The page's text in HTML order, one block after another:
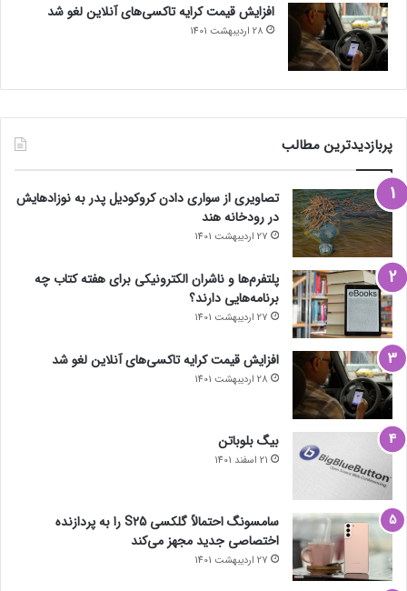
افزایش قیمت کرایه تاکسی‌های آنلاین لغو شد
28 اردیبهشت 1401
پربازدیدترین مطالب
تصاویری از سواری دادن کروکودیل پدر به نوزادهایش
در رودخانه هند
27 اردیبهشت 1401
پلتفرم‌ها و ناشران الکترونیکی برای هفته کتاب چه
برنامه‌هایی دارند؟
27 اردیبهشت 1401
افزایش قیمت کرایه تاکسی‌های آنلاین لغو شد
28 اردیبهشت 1401
بیگ بلوباتن
21 اسفند 1401
سامسونگ احتمالاً گلکسی S25 را به پردازنده
اختصاصی جدید مجهز می‌کند
27 اردیبهشت 1401